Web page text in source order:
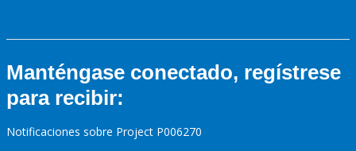
Manténgase conectado, regístrese
para recibir:
Notificaciones sobre Project P006270